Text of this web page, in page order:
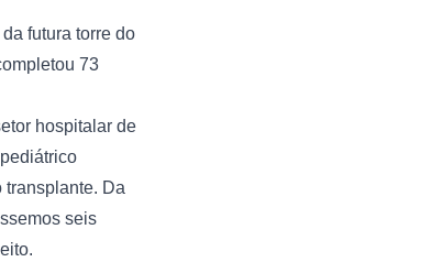
73
hospitalar de
transplante. Da
seis